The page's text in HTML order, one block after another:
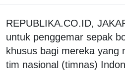
REPUBLIKA.CO.ID,
untuk penggemar sepak
khusus bagi mereka yang
tim nasional (timnas)